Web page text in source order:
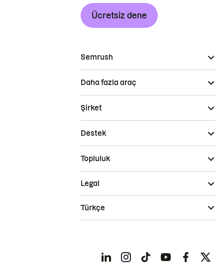
Ücretsiz dene
Semrush
Daha fazla araç
Şirket
Destek
Topluluk
Legal
Türkçe